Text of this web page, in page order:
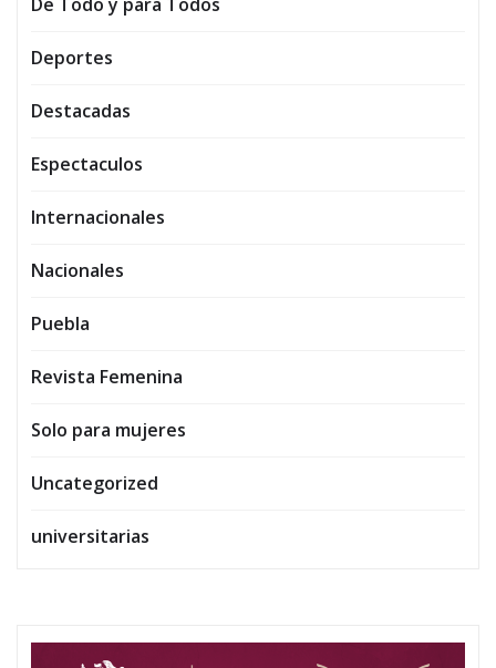
Deportes
Destacadas
Espectaculos
Internacionales
Nacionales
Puebla
Revista Femenina
Solo para mujeres
Uncategorized
universitarias